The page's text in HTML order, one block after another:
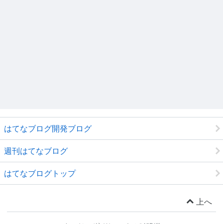
はてなブログ開発ブログ
週刊はてなブログ
はてなブログトップ
上へ